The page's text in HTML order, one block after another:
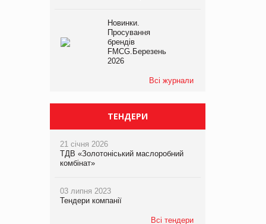
Новинки.
Просування
брендів
FMCG.Березень
2026
Всі журнали
ТЕНДЕРИ
21 січня 2026
ТДВ «Золотоніський маслоробний
комбінат»
03 липня 2023
Тендери компанії
Всі тендери